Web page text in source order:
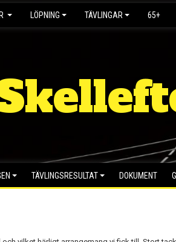
LÖPNING TÄVLINGAR 65+
TÄVLINGSRESULTAT DOKUMENT